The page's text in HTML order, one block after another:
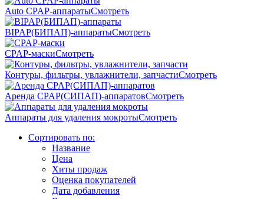
Auto CPAP-аппаратыСмотреть
BIPAP(БИПАП)-аппаратыСмотреть
CPAP-маскиСмотреть
Контуры, фильтры, увлажнители, запчастиСмотреть
Аренда CPAP(СИПАП)-аппаратовСмотреть
Аппараты для удаления мокротыСмотреть
Сортировать по:
Название
Цена
Хиты продаж
Оценка покупателей
Дата добавления